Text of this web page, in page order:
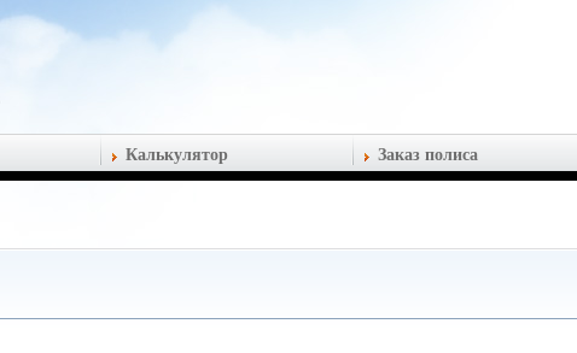
Калькулятор Заказ полиса